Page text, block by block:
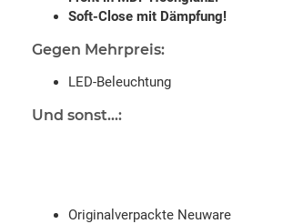
Soft-Close mit Dämpfung!
Gegen Mehrpreis:
LED-Beleuchtung
Und sonst...:
Originalverpackte Neuware